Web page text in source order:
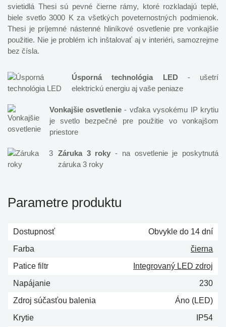
svietidlá Thesi sú pevné čierne rámy, ktoré rozkladajú teplé,
biele svetlo 3000 K za všetkých poveternostných podmienok.
Thesi je príjemné nástenné hliníkové osvetlenie pre vonkajšie
použitie. Nie je problém ich inštalovať aj v interiéri, samozrejme
bez čísla.
Úsporná technológia LED- ušetrí
elektrickú energiu aj vaše peniaze
Vonkajšie osvetlenie- vďaka vysokému IP krytiu
je svetlo bezpečné pre použitie vo vonkajšom
priestore
Záruka 3 roky - na osvetlenie je poskytnutá
záruka 3 roky
Parametre produktu
Dostupnosť
Obvykle do 14 dní
Farba
čierna
Patice filtr
Integrovaný LED zdroj
Napájanie
230
Zdroj súčasťou balenia
Áno (LED)
Krytie
IP54